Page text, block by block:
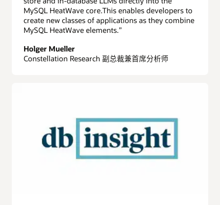
MySQL HeatWave core.This enables developers to
create new classes of applications as they combine
MySQL HeatWave elements.”
Holger Mueller
Constellation Research 副总裁兼首席分析师